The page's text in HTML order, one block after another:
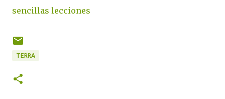
sencillas lecciones
TERRA